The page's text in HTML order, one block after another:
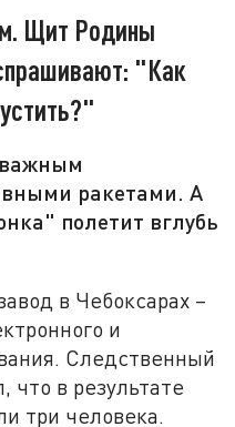
Щит Родины
"Как
важным
ракетами. А
полетит вглубь
в Чебоксарах –
и
Следственный
что в результате
три человека.